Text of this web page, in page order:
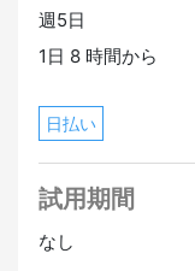
・子育て支援金あり
・老若男女歓迎
・制服貸与あり
・健康診断あり
・直行直帰OK
週5日
1日 8 時間から
日払い
試用期間
なし